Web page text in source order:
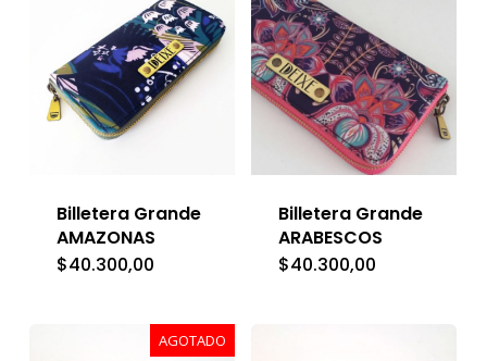
Billetera Grande
AMAZONAS
$40.300,00
Billetera Grande
ARABESCOS
$40.300,00
AGOTADO